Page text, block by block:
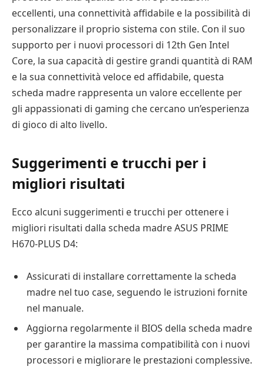
eccellenti, una connettività affidabile e la possibilità di
personalizzare il proprio sistema con stile. Con il suo
supporto per i nuovi processori di 12th Gen Intel
Core, la sua capacità di gestire grandi quantità di RAM
e la sua connettività veloce ed affidabile, questa
scheda madre rappresenta un valore eccellente per
gli appassionati di gaming che cercano un’esperienza
di gioco di alto livello.
Suggerimenti e trucchi per i
migliori risultati
Ecco alcuni suggerimenti e trucchi per ottenere i
migliori risultati dalla scheda madre ASUS PRIME
H670-PLUS D4:
Assicurati di installare correttamente la scheda
madre nel tuo case, seguendo le istruzioni fornite
nel manuale.
Aggiorna regolarmente il BIOS della scheda madre
per garantire la massima compatibilità con i nuovi
processori e migliorare le prestazioni complessive.